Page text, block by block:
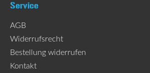
Service
AGB
Widerrufsrecht
Bestellung widerrufen
Kontakt